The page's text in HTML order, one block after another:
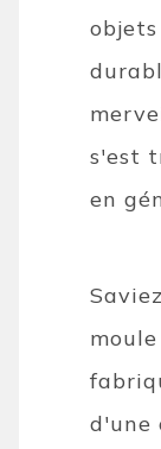
s'est
en
d'une